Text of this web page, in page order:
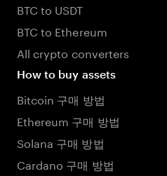
BTC to USDT
BTC to Ethereum
All crypto converters
How to buy assets
Bitcoin 구매 방법
Ethereum 구매 방법
Solana 구매 방법
Cardano 구매 방법